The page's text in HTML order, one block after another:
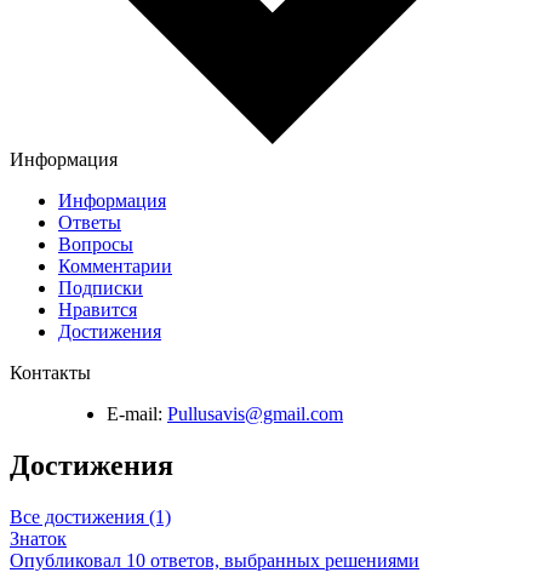
Информация
Информация
Ответы
Вопросы
Комментарии
Подписки
Нравится
Достижения
Контакты
E-mail: Pullusavis@gmail.com
Достижения
Все достижения (1)
Знаток
Опубликовал 10 ответов, выбранных решениями